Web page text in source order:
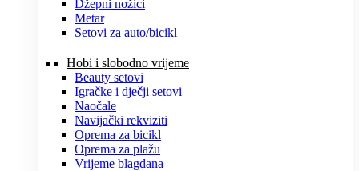
Džepni nožići
Metar
Setovi za auto/bicikl
Hobi i slobodno vrijeme
Beauty setovi
Igračke i dječji setovi
Naočale
Navijački rekviziti
Oprema za bicikl
Oprema za plažu
Vrijeme blagdana